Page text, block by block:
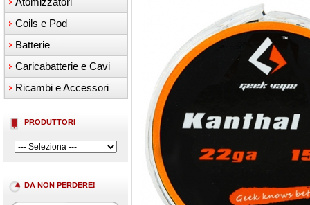
Coils e Pod
Batterie
Caricabatterie e Cavi
Ricambi e Accessori
PRODUTTORI
DA NON PERDERE!